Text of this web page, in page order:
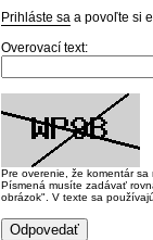
Prihláste sa a povoľte si
Overovací text:
Pre overenie, že komentár sa
Písmená musíte zadávať
obrázok". V texte sa